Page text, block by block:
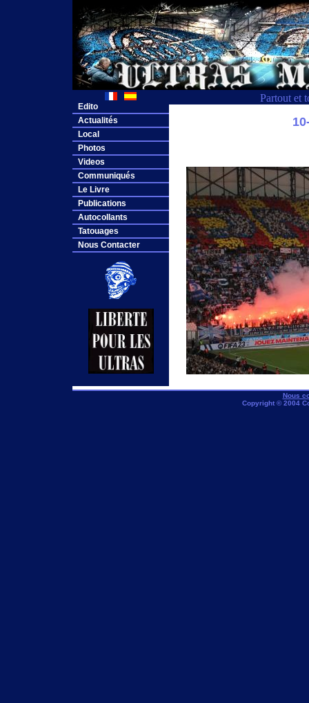
Partout et
Edito
Actualités
Local
Photos
Videos
Communiqués
Le Livre
Publications
Autocollants
Tatouages
Nous Contacter
Nous
Copyright © 2004